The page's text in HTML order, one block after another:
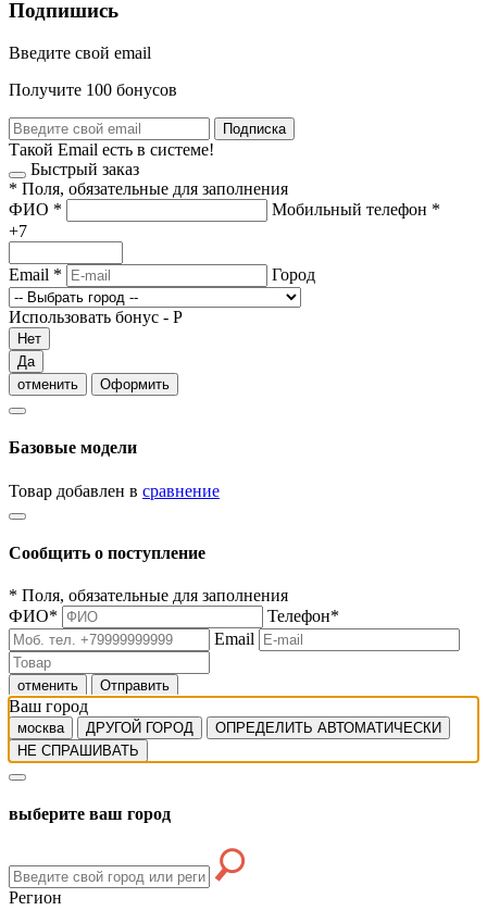
Подпишись
Введите свой email
Получите 100 бонусов
Подписка
Такой Email есть в системе!
Быстрый заказ
* Поля, обязательные для заполнения
ФИО * Мобильный телефон *
+7
Email * Город
Использовать бонус - Р
Нет
Да
отменить
Оформить
Базовые модели
Товар добавлен в сравнение
Сообщить о поступление
* Поля, обязательные для заполнения
ФИО* Телефон*
Email
отменить Отправить
Ваш город
москва ДРУГОЙ ГОРОД
ОПРЕДЕЛИТЬ АВТОМАТИЧЕСКИ
НЕ СПРАШИВАТЬ
выберите ваш город
Регион